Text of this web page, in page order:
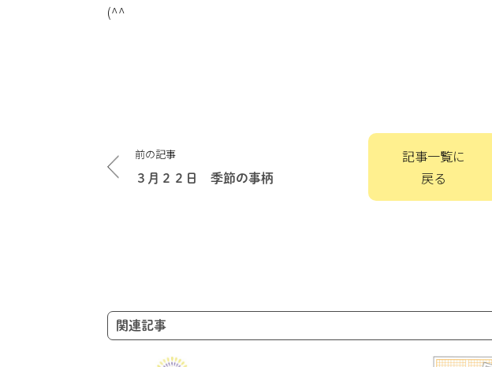
(^^
稿
ナ
前の記事
３月２２日 季節の事柄
記事一覧に
戻る
関連記事